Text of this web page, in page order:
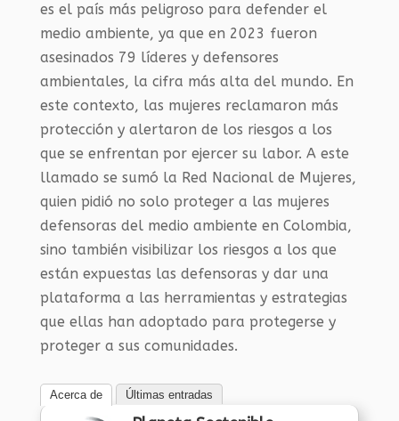
es el país más peligroso para defender el
medio ambiente, ya que en 2023 fueron
asesinados 79 líderes y defensores
ambientales, la cifra más alta del mundo. En
este contexto, las mujeres reclamaron más
protección y alertaron de los riesgos a los
que se enfrentan por ejercer su labor. A este
llamado se sumó la Red Nacional de Mujeres,
quien pidió no solo proteger a las mujeres
defensoras del medio ambiente en Colombia,
sino también visibilizar los riesgos a los que
están expuestas las defensoras y dar una
plataforma a las herramientas y estrategias
que ellas han adoptado para protegerse y
proteger a sus comunidades.
Acerca de Últimas entradas